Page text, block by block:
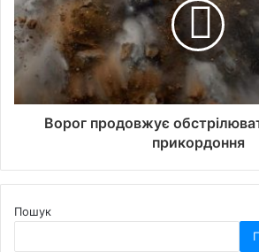
Ворог продовжує
прикордоння
Пошук